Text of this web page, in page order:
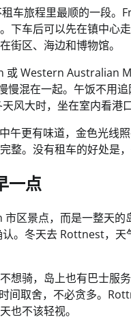
车旅程里最顺的一段
下车后可以先在镇中
街区、海边和博物馆。
或 Western Australian
混在一起。午饭不用
风大时，坐在室内看港
更有味道，金色光线
整。没有租车的好处是
一点
区景点，而是一整天
。冬天去 Rottnest，
想骑，岛上也有巴士服
取舍，不必贪多。
也不该轻视。